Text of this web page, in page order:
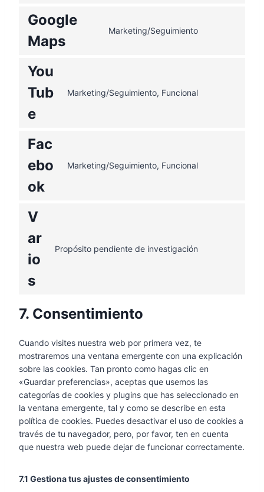
Google
Maps
Marketing/Seguimiento
You
Tub
e
Marketing/Seguimiento, Funcional
Fac
ebo
ok
Marketing/Seguimiento, Funcional
V
ar
io
s
Propósito pendiente de investigación
7. Consentimiento
Cuando visites nuestra web por primera vez, te
mostraremos una ventana emergente con una explicación
sobre las cookies. Tan pronto como hagas clic en
«Guardar preferencias», aceptas que usemos las
categorías de cookies y plugins que has seleccionado en
la ventana emergente, tal y como se describe en esta
política de cookies. Puedes desactivar el uso de cookies a
través de tu navegador, pero, por favor, ten en cuenta
que nuestra web puede dejar de funcionar correctamente.
7.1 Gestiona tus ajustes de consentimiento